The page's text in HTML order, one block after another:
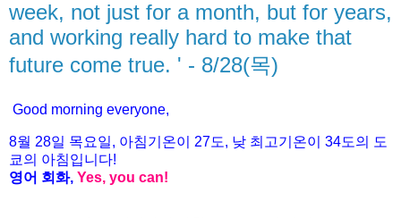
week, not just for a month, but for years,
and working really hard to make that
future come true. ' - 8/28(목)
Good morning everyone,
8월 28일 목요일, 아침기온이 27도, 낮 최고기온이 34도의 도
쿄의 아침입니다!
영어 회화, Yes, you can!